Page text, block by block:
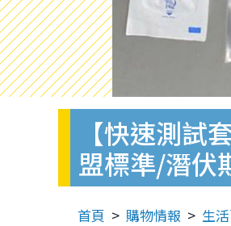
【快速測
盟標準/潛伏
首頁 購物情報 生